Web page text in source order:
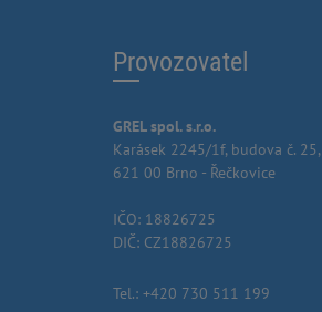
Provozovatel
GREL spol. s.r.o.
Karásek 2245/1f, budova č. 25,
621 00 Brno - Řečkovice
IČO: 18826725
DIČ: CZ18826725
Tel.: +420 730 511 199